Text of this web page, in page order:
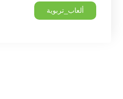
ألعاب_تربوية